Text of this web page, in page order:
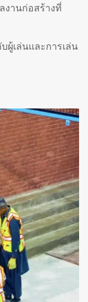
งานก่อสร้างที่
เล่นและการเล่น